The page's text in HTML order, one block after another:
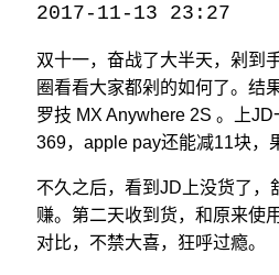
2017-11-13 23:27
双十一，奋战了大半天，剁到
圈看看大家都剁的如何了。结
罗技 MX Anywhere 2S 。上
369，apple pay还能减11块，
不久之后，看到JD上没货了，
赚。第二天收到货，和原来使
对比，不禁大喜，狂呼过瘾。